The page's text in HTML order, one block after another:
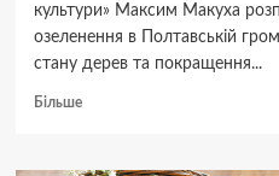
культури» Максим Макуха
озеленення в Полтавській
стану дерев та покращення...
БільшеДокладніше
моніторинг